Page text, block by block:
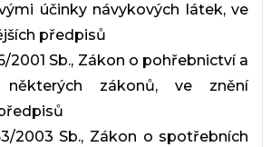
účinky návykových látek, ve
předpisů
2001 Sb., Zákon o pohřebnictví a
zákonů, ve znění
2003 Sb., Zákon o spotřebních